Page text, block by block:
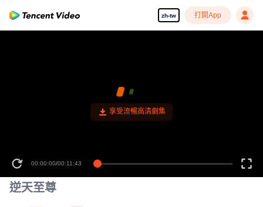
zh-tw 打開App
00:00:00/00:11:43
逆天至尊